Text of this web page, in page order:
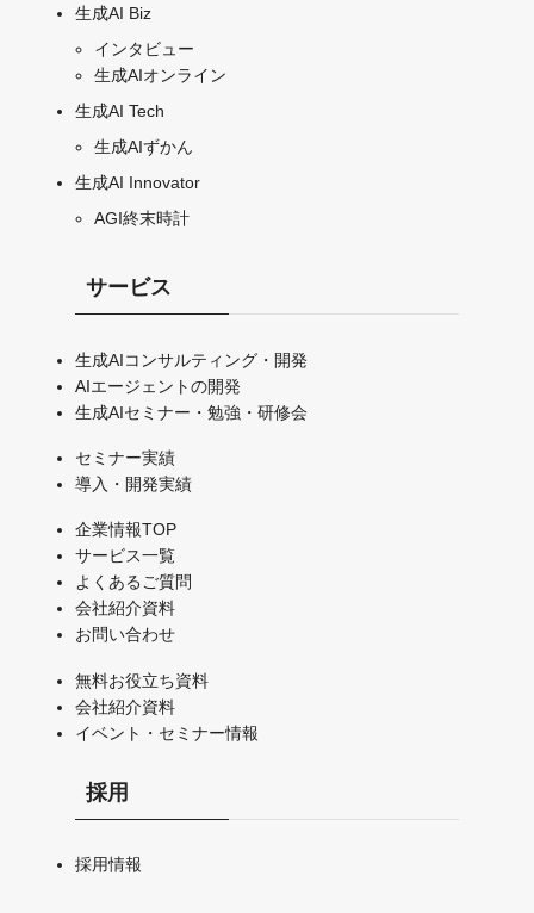
生成AI Biz
インタビュー
生成AIオンライン
生成AI Tech
生成AIずかん
生成AI Innovator
AGI終末時計
サービス
生成AIコンサルティング・開発
AIエージェントの開発
生成AIセミナー・勉強・研修会
セミナー実績
導入・開発実績
企業情報TOP
サービス一覧
よくあるご質問
会社紹介資料
お問い合わせ
無料お役立ち資料
会社紹介資料
イベント・セミナー情報
採用
採用情報